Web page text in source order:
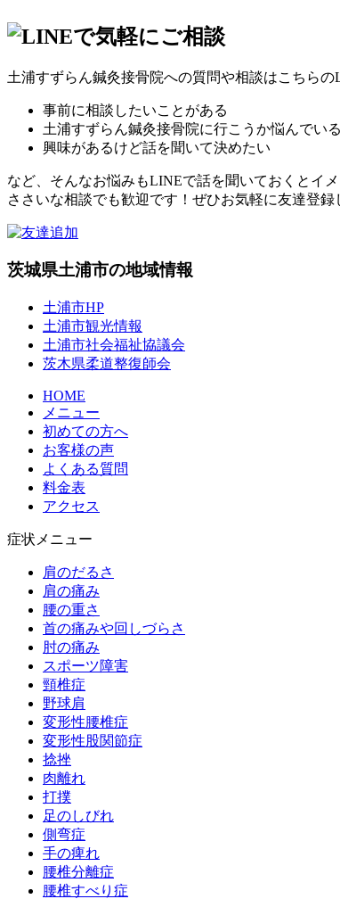
土浦すずらん鍼灸接骨院への質問や相談はこちら
事前に相談したいことがある
土浦すずらん鍼灸接骨院に行こうか悩んでいる
興味があるけど話を聞いて決めたい
など、そんなお悩みもLINEで話を聞いておくとイ
ささいな相談でも歓迎です！ぜひお気軽に友達登録
茨城県土浦市の地域情報
土浦市HP
土浦市観光情報
土浦市社会福祉協議会
茨木県柔道整復師会
HOME
メニュー
初めての方へ
お客様の声
よくある質問
料金表
アクセス
症状メニュー
肩のだるさ
肩の痛み
腰の重さ
首の痛みや回しづらさ
肘の痛み
スポーツ障害
頸椎症
野球肩
変形性腰椎症
変形性股関節症
捻挫
肉離れ
打撲
足のしびれ
側弯症
手の痺れ
腰椎分離症
腰椎すべり症